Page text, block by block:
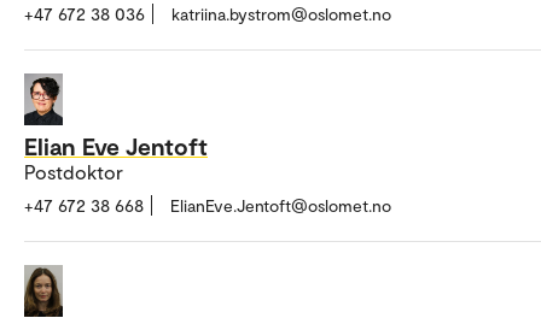
+47 672 38 036 katriina.bystrom@oslomet.no
Elian Eve Jentoft
Postdoktor
+47 672 38 668 ElianEve.Jentoft@oslomet.no